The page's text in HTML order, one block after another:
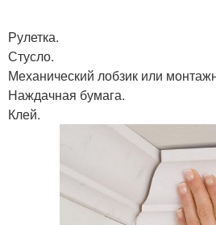
Рулетка.
Стусло.
Механический лобзик или
Наждачная бумага.
Клей.